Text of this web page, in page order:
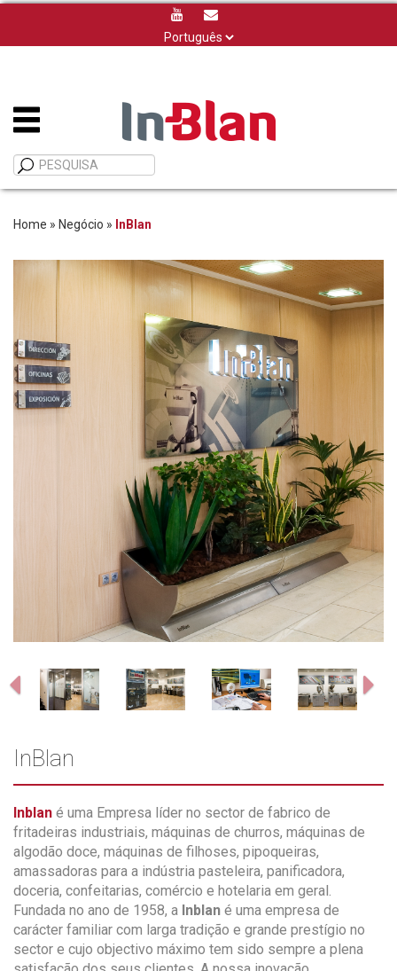
Escolha
Home » Negócio » InBlan
Previous
InBlan
Inblan é uma Empresa líder no sector de fabrico de
fritadeiras industriais, máquinas de churros, máquinas de
algodão doce, máquinas de filhoses, pipoqueiras,
amassadoras para a indústria pasteleira, panificadora,
doceria, confeitarias, comércio e hotelaria em geral.
Fundada no ano de 1958, a Inblan é uma empresa de
carácter familiar com larga tradição e grande prestígio no
sector e cujo objectivo máximo tem sido sempre a plena